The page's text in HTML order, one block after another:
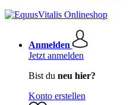
Anmelden
Jetzt anmelden
Bist du neu hier?
Konto erstellen